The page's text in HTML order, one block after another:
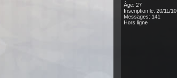
Âge: 27
Inscription le: 20/11/10
Messages: 141
Hors ligne